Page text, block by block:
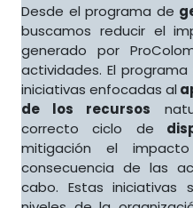
Desde el programa de
buscamos reducir el
generado por
actividades. El
iniciativas enfocadas al
de los recursos
correcto ciclo de
mitigación el
consecuencia de las
cabo. Estas iniciativas